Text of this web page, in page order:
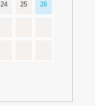
24 25 26